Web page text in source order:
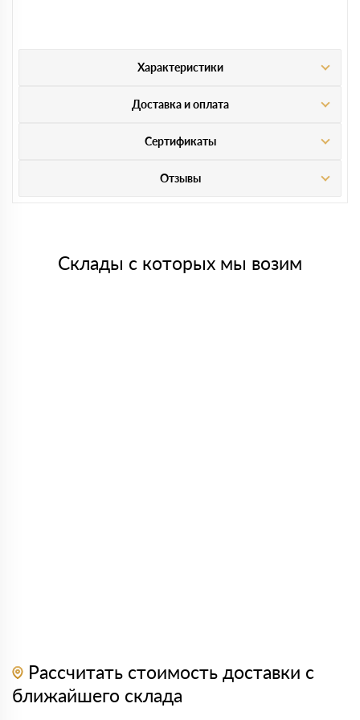
Характеристики
Доставка и оплата
Сертификаты
Отзывы
Склады с которых мы возим
Рассчитать стоимость доставки с
ближайшего склада